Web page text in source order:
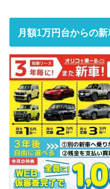
月額1万円台からの